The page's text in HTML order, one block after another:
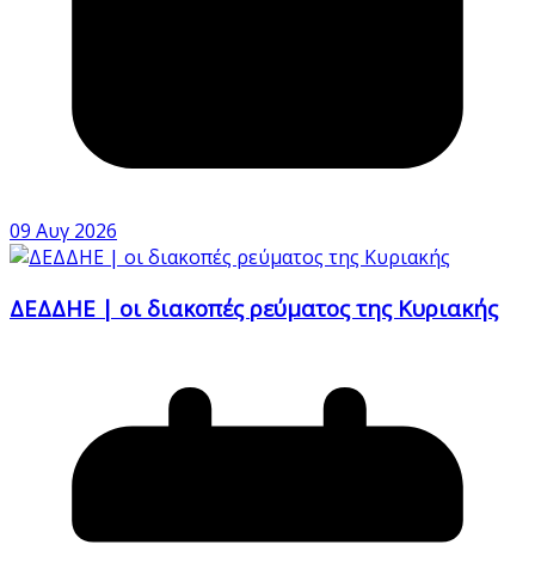
09 Αυγ 2026
ΔΕΔΔΗΕ | οι διακοπές ρεύματος της Κυριακής